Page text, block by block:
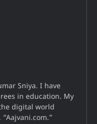
Sniya. I have
in education. My
digital world